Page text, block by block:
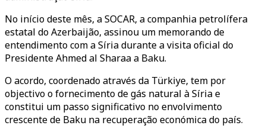
No início deste mês, a SOCAR, a companhia petrolífera
estatal do Azerbaijão, assinou um memorando de
entendimento com a Síria durante a visita oficial do
Presidente Ahmed al Sharaa a Baku.
O acordo, coordenado através da Türkiye, tem por
objectivo o fornecimento de gás natural à Síria e
constitui um passo significativo no envolvimento
crescente de Baku na recuperação económica do país.